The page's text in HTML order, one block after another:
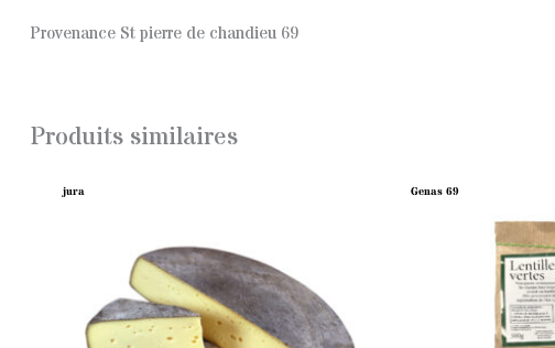
Provenance St pierre de chandieu 69
Produits similaires
jura Genas 69